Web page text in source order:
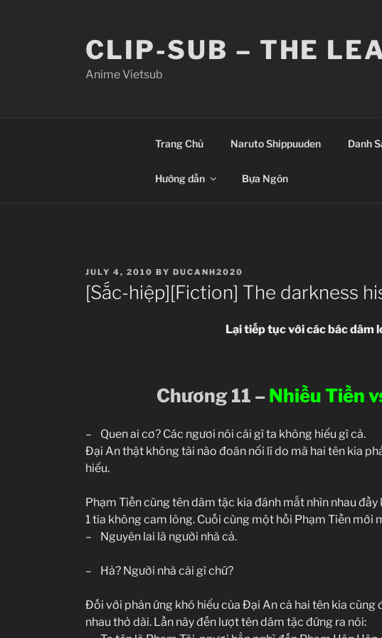
CLIP-SUB – THE
Anime Vietsub
Trang Chủ Naruto Shippuuden Danh
Hướng dẫn Bựa Ngôn
POSTED
ON
JULY 4, 2010 BY DUCANH2020
[Sắc-hiệp][Fiction] The darkness
Lại tiếp tục với các bác dâm
Chương 11 –Nhiều Tiền
– Quen ai cơ? Các ngươi nói cái gì ta không hiểu gì cả.
Đại An thật không tài nào đoán nổi lí do mà hai tên kia
hiểu.
Phạm Tiền cùng tên dâm tặc kia đánh mắt nhìn nhau
1 tia không cam lòng. Cuối cùng một hồi Phạm Tiền mới
– Nguyên lai là người nhà cả.
– Hả? Người nhà cái gì chứ?
Đối với phản ứng khó hiểu của Đại An cả hai tên kia cũng
nhau thở dài. Lần này đến lượt tên dâm tặc đứng ra nói: